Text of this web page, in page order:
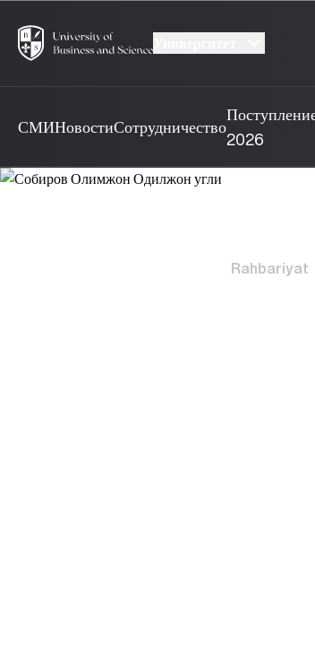
СМИНовостиСотрудничество
2026
Rahbariyat